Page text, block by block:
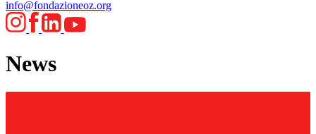
info@fondazioneoz.org
News